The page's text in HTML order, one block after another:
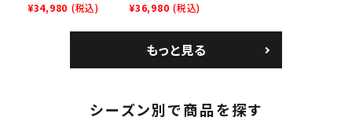
SB Air Max 2 CB 94
¥34,980 (税込)
Leather Shoulder
ク 黒
¥36,980 (税込)
もっと見る
シーズン別で商品を探す